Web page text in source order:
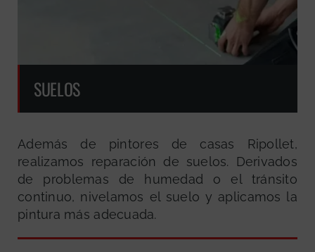
SUELOS
Además de pintores de casas Ripollet,
realizamos reparación de suelos. Derivados
de problemas de humedad o el tránsito
continuo, nivelamos el suelo y aplicamos la
pintura más adecuada.